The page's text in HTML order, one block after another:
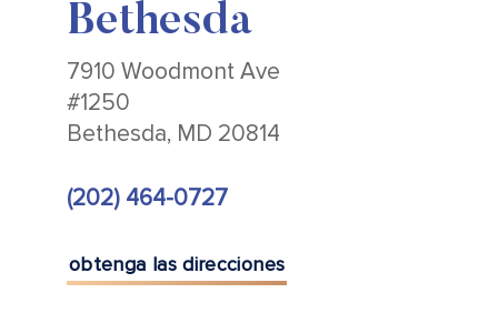
Bethesda
7910 Woodmont Ave
#1250
Bethesda, MD 20814
(202) 464-0727
obtenga las direcciones